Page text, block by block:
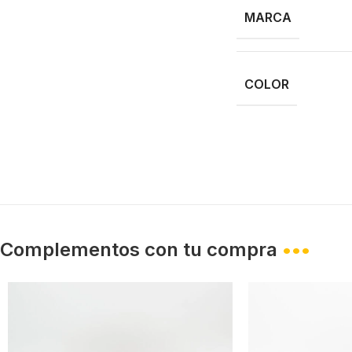
MARCA
COLOR
Complementos con tu compra •••